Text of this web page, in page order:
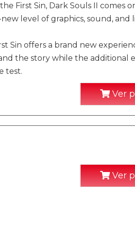
First Sin, Dark Souls II comes
level of graphics, sound,
Sin offers a brand new
the story while the additional
test.
Ver
Ver